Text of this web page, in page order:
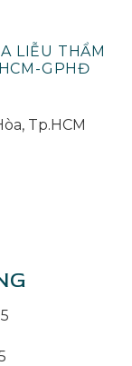
LIỄU THẨM
GPHĐ
Tp.HCM